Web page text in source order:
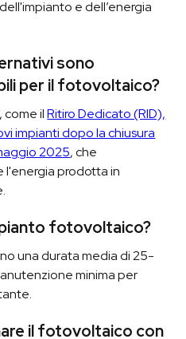
e dell’energia
sono
per il fotovoltaico?
come ilRitiro Dedicato (RID),
impianti dopo la chiusura
2025, che
l'energia prodotta in
fotovoltaico?
una durata media di 25-
minima per
il fotovoltaico con